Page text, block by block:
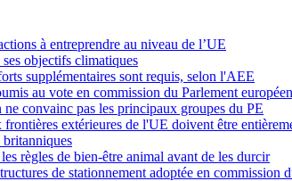
à entreprendre au niveau de l’UE
objectifs climatiques
supplémentaires sont requis, selon l'AEE
au vote en commission du Parlement européen
convainc pas les principaux groupes du PE
extérieures de l'UE doivent être
britanniques
règles de bien-être animal avant de les durcir
de stationnement adoptée en commission